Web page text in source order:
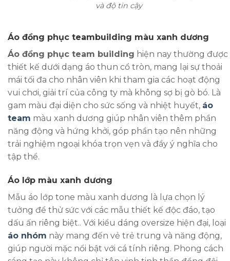
và độ tin cậy
Áo đồng phục teambuilding màu xanh dương
Áo đồng phục team building hiện nay thường được
thiết kế dưới dạng áo thun cổ tròn, mang lại sự thoải
mái tối đa cho nhân viên khi tham gia các hoạt động
vui chơi, giải trí của công ty mà không sợ bị gò bó. Là
gam màu đại diện cho sức sống và nhiệt huyết, áo
team màu xanh dương giúp nhân viên thêm phần
năng động và hứng khởi, góp phần tạo nên những
trải nghiệm ngoại khóa trọn vẹn và đầy ý nghĩa cho
tập thể.
Áo lớp màu xanh dương
Mẫu áo lớp tone màu xanh dương là lựa chọn lý
tưởng để thử sức với các mẫu thiết kế độc đáo, tạo
dấu ấn riêng biệt.. Với kiểu dáng oversize hiện đại, loại
áo nhóm này mang đến vẻ trẻ trung và năng động,
giúp người mặc nổi bật với cá tính riêng. Phong cách